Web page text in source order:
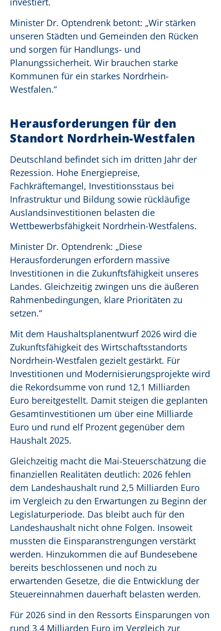
Minister Dr. Optendrenk betont: „Wir stärken
unseren Städten und Gemeinden den Rücken
und sorgen für Handlungs- und
Planungssicherheit. Wir brauchen starke
Kommunen für ein starkes Nordrhein-
Westfalen.“
Herausforderungen für den
Standort Nordrhein-Westfalen
Deutschland befindet sich im dritten Jahr der
Rezession. Hohe Energiepreise,
Fachkräftemangel, Investitionsstaus bei
Infrastruktur und Bildung sowie rückläufige
Auslandsinvestitionen belasten die
Wettbewerbsfähigkeit Nordrhein-Westfalens.
Minister Dr. Optendrenk: „Diese
Herausforderungen erfordern massive
Investitionen in die Zukunftsfähigkeit unseres
Landes. Gleichzeitig zwingen uns die äußeren
Rahmenbedingungen, klare Prioritäten zu
setzen.“
Mit dem Haushaltsplanentwurf 2026 wird die
Zukunftsfähigkeit des Wirtschaftsstandorts
Nordrhein-Westfalen gezielt gestärkt. Für
Investitionen und Modernisierungsprojekte wird
die Rekordsumme von rund 12,1 Milliarden
Euro bereitgestellt. Damit steigen die geplanten
Gesamtinvestitionen um über eine Milliarde
Euro und rund elf Prozent gegenüber dem
Haushalt 2025.
Gleichzeitig macht die Mai-Steuerschätzung die
finanziellen Realitäten deutlich: 2026 fehlen
dem Landeshaushalt rund 2,5 Milliarden Euro
im Vergleich zu den Erwartungen zu Beginn der
Legislaturperiode. Das bleibt auch für den
Landeshaushalt nicht ohne Folgen. Insoweit
mussten die Einsparanstrengungen verstärkt
werden. Hinzukommen die auf Bundesebene
bereits beschlossenen und noch zu
erwartenden Gesetze, die die Entwicklung der
Steuereinnahmen dauerhaft belasten werden.
Für 2026 sind in den Ressorts Einsparungen von
rund 3,4 Milliarden Euro im Vergleich zur